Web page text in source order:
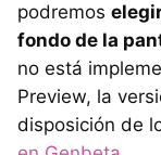
podremos
fondo de la
no está
Preview, la
disposición de